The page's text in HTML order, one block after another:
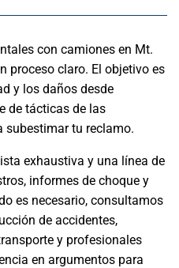
con camiones en Mt.
proceso claro. El objetivo es
y los daños desde
de tácticas de las
subestimar tu reclamo.
exhaustiva y una línea de
informes de choque y
es necesario, consultamos
de accidentes,
y profesionales
en argumentos para